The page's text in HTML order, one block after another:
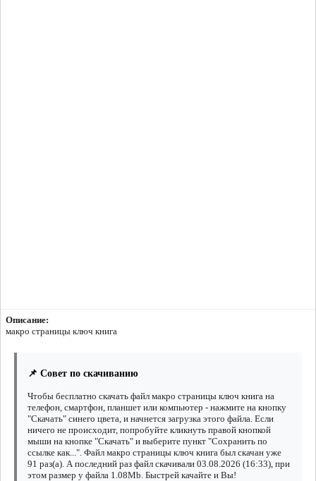
Описание:
макро страницы ключ книга
📌 Совет по скачиванию
Чтобы бесплатно скачать файл макро страницы ключ книга на
телефон, смартфон, планшет или компьютер - нажмите на кнопку
"Скачать" синего цвета, и начнется загрузка этого файла. Если
ничего не происходит, попробуйте кликнуть правой кнопкой
мыши на кнопке "Скачать" и выберите пункт "Сохранить по
ссылке как...". Файл макро страницы ключ книга был скачан уже
91 раз(а). А последний раз файл скачивали 03.08.2026 (16:33), при
этом размер у файла 1.08Mb. Быстрей качайте и Вы!